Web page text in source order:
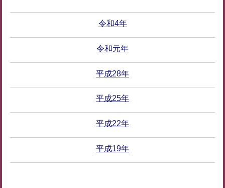
令和4年
令和元年
平成28年
平成25年
平成22年
平成19年